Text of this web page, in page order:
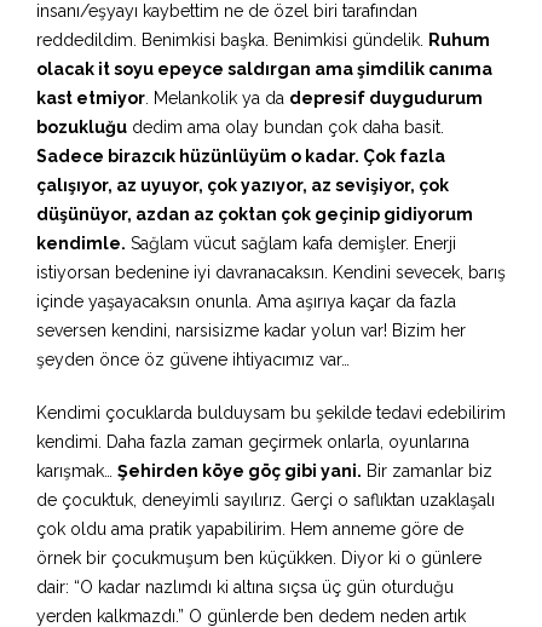
insanı/eşyayı kaybettim ne de özel biri tarafından
reddedildim. Benimkisi başka. Benimkisi gündelik.
Ruhum
olacak it soyu epeyce saldırgan ama şimdilik canıma
kast etmiyor . Melankolik ya da depresif duygudurum
bozukluğu dedim ama olay bundan çok daha basit.
Sadece birazcık hüzünlüyüm o kadar. Çok fazla
çalışıyor, az uyuyor, çok yazıyor, az sevişiyor, çok
düşünüyor, azdan az çoktan çok geçinip gidiyorum
kendimle. Sağlam vücut sağlam kafa demişler. Enerji
istiyorsan bedenine iyi davranacaksın. Kendini sevecek, barış
içinde yaşayacaksın onunla. Ama aşırıya kaçar da fazla
seversen kendini, narsisizme kadar yolun var! Bizim her
şeyden önce öz güvene ihtiyacımız var…
Kendimi çocuklarda bulduysam bu şekilde tedavi edebilirim
kendimi. Daha fazla zaman geçirmek onlarla, oyunlarına
karışmak… Şehirden köye göç gibi yani. Bir zamanlar biz
de çocuktuk, deneyimli sayılırız. Gerçi o saflıktan uzaklaşalı
çok oldu ama pratik yapabilirim. Hem anneme göre de
örnek bir çocukmuşum ben küçükken. Diyor ki o günlere
dair: “O kadar nazlımdı ki altına sıçsa üç gün oturduğu
yerden kalkmazdı.” O günlerde ben dedem neden artık